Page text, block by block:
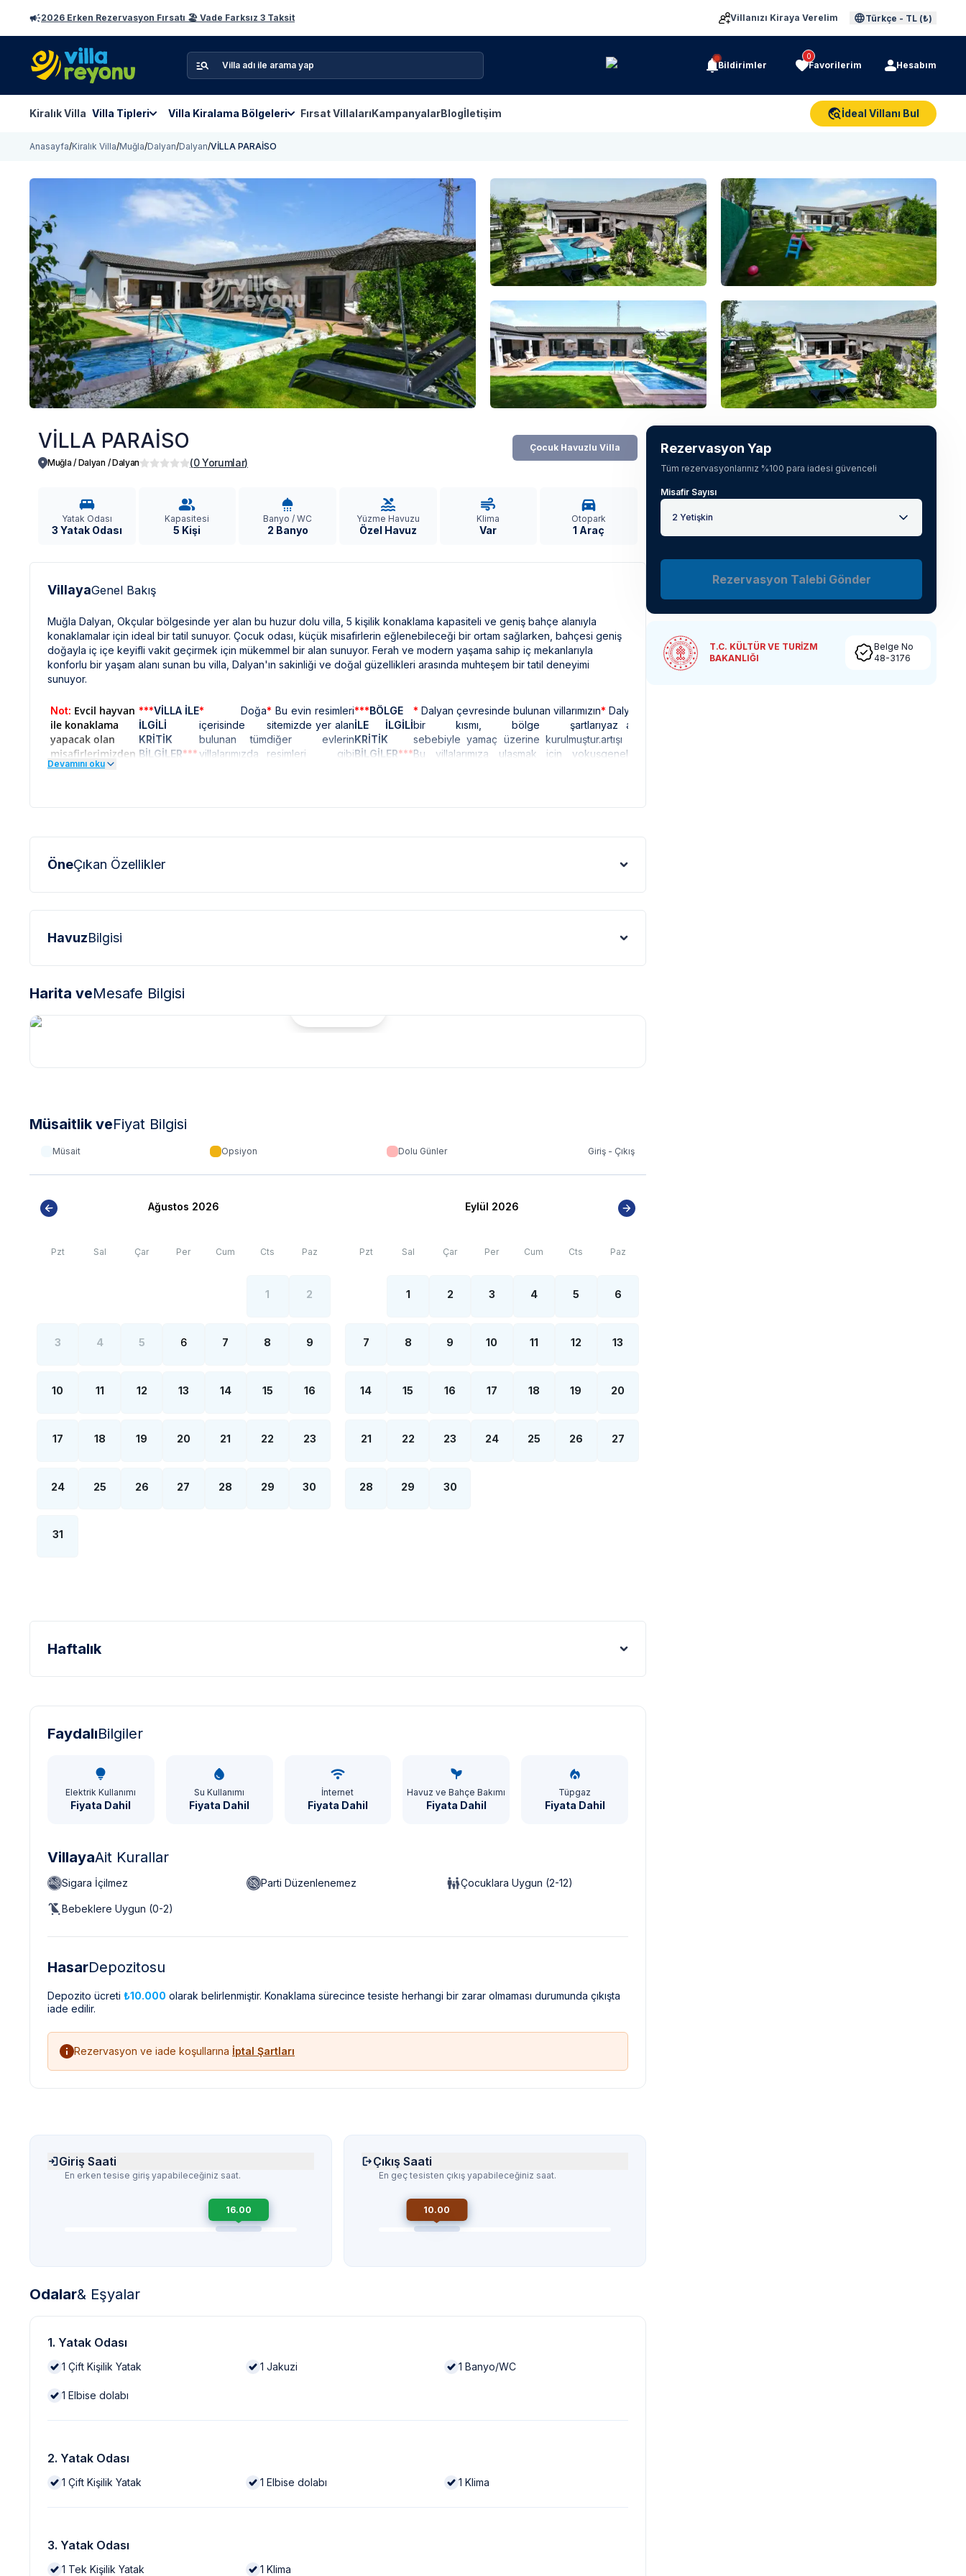
2026 Erken Rezervasyon Fırsatı 🏖️ Vade Farksız 3 Taksit Villanızı Kiraya Verelim Türkçe - TL (₺)
Bildirimler
0
Favorilerim Hesabım
Kiralık Villa Villa Tipleri Villa Kiralama Bölgeleri Fırsat VillalarıKampanyalarBlogİletişim İdeal Villanı Bul
Anasayfa/Kiralık Villa/Muğla/Dalyan/Dalyan/VİLLA PARAİSO
Tüm fotoğrafları gör
VİLLA PARAİSO
Muğla / Dalyan /Dalyan (0 Yorumlar)
Çocuk Havuzlu Villa
Yatak Odası
3 Yatak Odası
Kapasitesi
5 Kişi
Banyo / WC
2 Banyo
Yüzme Havuzu
Özel Havuz
Klima
Var
Otopark
1 Araç
VillayaGenel Bakış
Muğla Dalyan, Okçular bölgesinde yer alan bu huzur dolu villa, 5 kişilik konaklama kapasiteli ve geniş bahçe alanıyla
konaklamalar için ideal bir tatil sunuyor. Çocuk odası, küçük misafirlerin eğlenebileceği bir ortam sağlarken, bahçesi geniş
doğayla iç içe keyifli vakit geçirmek için mükemmel bir alan sunuyor. Ferah ve modern yaşama sahip iç mekanlarıyla
konforlu bir yaşam alanı sunan bu villa, Dalyan'ın sakinliği ve doğal güzellikleri arasında muhteşem bir tatil deneyimi
sunuyor.
Not: Evcil hayvan
ile konaklama
yapacak olan
misafirlerimizden
2500 TL temizlik
Yalnızca küçük
edilmektedir.
***VİLLA İLE
İLGİLİ
KRİTİK
BİLGİLER***
*
Doğa
içerisinde
bulunan tüm
villalarımızda
Ancak yine
kelebek,
* Bu evin resimleri
sitemizde yer alan
diğer evlerin
resimleri gibi
açılı lens ve
fotoğraf
objeler
görülebilmektedir.
***BÖLGE
İLE İLGİLİ
KRİTİK
BİLGİLER***
* Dalyan çevresinde bulunan villarımızın
bir kısmı, bölge şartları
sebebiyle yamaç üzerine kurulmuştur.
Bu villalarımıza ulaşmak için yokuş
* Dalyan bölgesinde özellikle
yaz aylarında yoğun nüfus
artışı sebebiyle; bölge
genelinde nadiren de
Devamını oku
ÖneÇıkan Özellikler
HavuzBilgisi
Harita veMesafe Bilgisi
Müsaitlik veFiyat Bilgisi
Müsait Opsiyon Dolu Günler Giriş - Çıkış
Ağustos 2026
Pzt Sal Çar Per Cum Cts Paz
1 2
3 4 5 6 7 8 9
10 11 12 13 14 15 16
17 18 19 20 21 22 23
24 25 26 27 28 29 30
31
Eylül 2026
Pzt Sal Çar Per Cum Cts Paz
1 2 3 4 5 6
7 8 9 10 11 12 13
14 15 16 17 18 19 20
21 22 23 24 25 26 27
28 29 30
Haftalık
FaydalıBilgiler
Elektrik Kullanımı
Fiyata Dahil
Su Kullanımı
Fiyata Dahil
İnternet
Fiyata Dahil
Havuz ve Bahçe Bakımı
Fiyata Dahil
Tüpgaz
Fiyata Dahil
VillayaAit Kurallar
Sigara İçilmez Parti Düzenlenemez Çocuklara Uygun (2-12)
Bebeklere Uygun (0-2)
HasarDepozitosu
Depozito ücreti ₺10.000 olarak belirlenmiştir. Konaklama sürecince tesiste herhangi bir zarar olmaması durumunda çıkışta
iade edilir.
Rezervasyon ve iade koşullarına İptal Şartları
Giriş Saati
En erken tesise giriş yapabileceğiniz saat.
16.00
Çıkış Saati
En geç tesisten çıkış yapabileceğiniz saat.
10.00
Odalar& Eşyalar
1. Yatak Odası
1 Çift Kişilik Yatak 1 Jakuzi 1 Banyo/WC
1 Elbise dolabı
2. Yatak Odası
1 Çift Kişilik Yatak 1 Elbise dolabı 1 Klima
3. Yatak Odası
1 Tek Kişilik Yatak 1 Klima
Rezervasyon Yap
Tüm rezervasyonlarınız %100 para iadesi güvenceli
Misafir Sayısı
2 Yetişkin
Rezervasyon Talebi Gönder
T.C. KÜLTÜR VE TURİZM
BAKANLIĞI
Belge No
48-3176